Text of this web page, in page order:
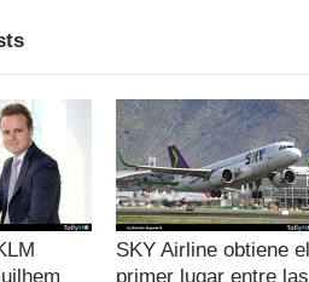
SKY Airline obtiene el
primer lugar entre las